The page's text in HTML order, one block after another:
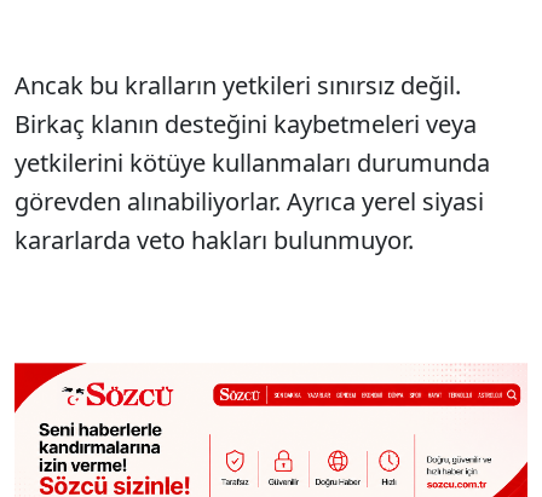
Ancak bu kralların yetkileri sınırsız değil.
Birkaç klanın desteğini kaybetmeleri veya
yetkilerini kötüye kullanmaları durumunda
görevden alınabiliyorlar. Ayrıca yerel siyasi
kararlarda veto hakları bulunmuyor.